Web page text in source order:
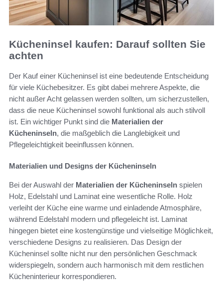
Kücheninsel kaufen: Darauf sollten Sie
achten
Der Kauf einer Kücheninsel ist eine bedeutende Entscheidung
für viele Küchebesitzer. Es gibt dabei mehrere Aspekte, die
nicht außer Acht gelassen werden sollten, um sicherzustellen,
dass die neue Kücheninsel sowohl funktional als auch stilvoll
ist. Ein wichtiger Punkt sind die Materialien der
Kücheninseln, die maßgeblich die Langlebigkeit und
Pflegeleichtigkeit beeinflussen können.
Materialien und Designs der Kücheninseln
Bei der Auswahl der Materialien der Kücheninseln spielen
Holz, Edelstahl und Laminat eine wesentliche Rolle. Holz
verleiht der Küche eine warme und einladende Atmosphäre,
während Edelstahl modern und pflegeleicht ist. Laminat
hingegen bietet eine kostengünstige und vielseitige Möglichkeit,
verschiedene Designs zu realisieren. Das Design der
Kücheninsel sollte nicht nur den persönlichen Geschmack
widerspiegeln, sondern auch harmonisch mit dem restlichen
Kücheninterieur korrespondieren.